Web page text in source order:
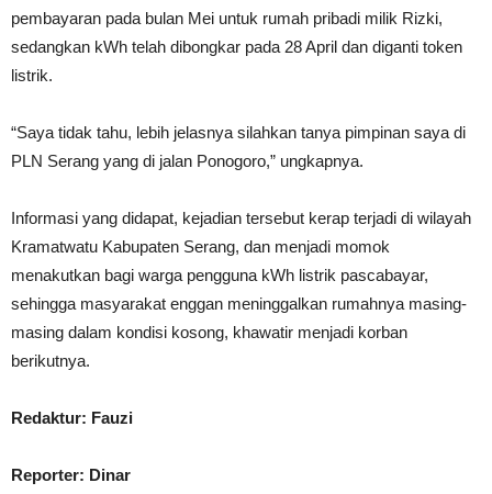
pembayaran pada bulan Mei untuk rumah pribadi milik Rizki,
sedangkan kWh telah dibongkar pada 28 April dan diganti token
listrik.
“Saya tidak tahu, lebih jelasnya silahkan tanya pimpinan saya di
PLN Serang yang di jalan Ponogoro,” ungkapnya.
Informasi yang didapat, kejadian tersebut kerap terjadi di wilayah
Kramatwatu Kabupaten Serang, dan menjadi momok
menakutkan bagi warga pengguna kWh listrik pascabayar,
sehingga masyarakat enggan meninggalkan rumahnya masing-
masing dalam kondisi kosong, khawatir menjadi korban
berikutnya.
Redaktur: Fauzi
Reporter: Dinar